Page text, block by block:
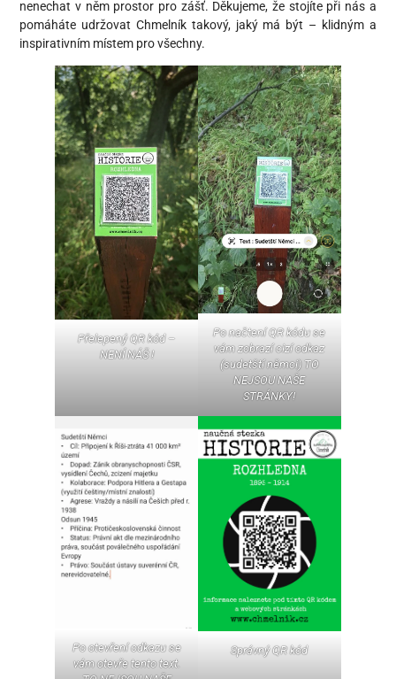
nenechat v něm prostor pro zášť. Děkujeme, že stojíte při nás a
pomáháte udržovat Chmelník takový, jaký má být – klidným a
inspirativním místem pro všechny.
Přelepený QR kód –
NENÍ NÁŠ !
Po načtení QR kódu se
vám zobrazí cizí odkaz
(sudetští němci) TO
NEJSOU NAŠE
STRÁNKY!
Po otevření odkazu se
vám otevře tento text.
Správný QR kód